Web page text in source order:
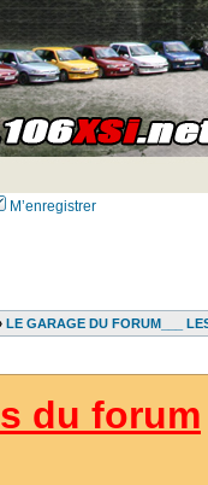
M’enregistrer
LE GARAGE DU FORUM___
du forum